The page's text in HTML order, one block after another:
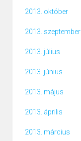
2013. október
2013. szeptember
2013. július
2013. június
2013. május
2013. április
2013. március